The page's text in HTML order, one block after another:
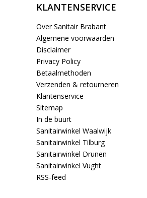
KLANTENSERVICE
Over Sanitair Brabant
Algemene voorwaarden
Disclaimer
Privacy Policy
Betaalmethoden
Verzenden & retourneren
Klantenservice
Sitemap
In de buurt
Sanitairwinkel Waalwijk
Sanitairwinkel Tilburg
Sanitairwinkel Drunen
Sanitairwinkel Vught
RSS-feed